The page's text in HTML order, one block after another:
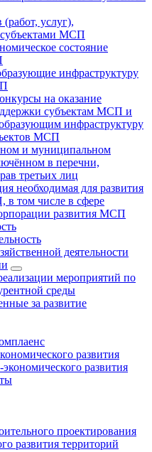
услуг),
МСП
состояние
инфраструктуру
на оказание
субъектам МСП и
инфраструктуру
МСП
и муниципальном
в перечни,
третьих лиц
необходимая для развития
в том числе в сфере
развития МСП
деятельности
мероприятий по
среды
за развитие
развития
развития
проектирования
развития территорий